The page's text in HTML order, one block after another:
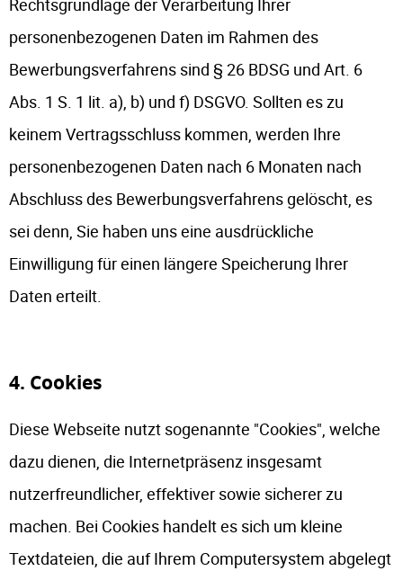
personenbezogenen Daten im Rahmen des
Bewerbungsverfahrens sind § 26 BDSG und Art. 6
Abs. 1 S. 1 lit. a), b) und f) DSGVO. Sollten es zu
keinem Vertragsschluss kommen, werden Ihre
personenbezogenen Daten nach 6 Monaten nach
Abschluss des Bewerbungsverfahrens gelöscht, es
sei denn, Sie haben uns eine ausdrückliche
Einwilligung für einen längere Speicherung Ihrer
Daten erteilt.
4. Cookies
Diese Webseite nutzt sogenannte "Cookies", welche
dazu dienen, die Internetpräsenz insgesamt
nutzerfreundlicher, effektiver sowie sicherer zu
machen. Bei Cookies handelt es sich um kleine
Textdateien, die auf Ihrem Computersystem abgelegt